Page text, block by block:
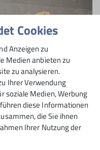
© diekletterarena
einen Tipp für dein
Cookies
Anzeigen zu
Medien anbieten zu
zu analysieren.
Ihrer Verwendung
soziale Medien, Werbung
diese Informationen
die Sie ihnen
Ihrer Nutzung der